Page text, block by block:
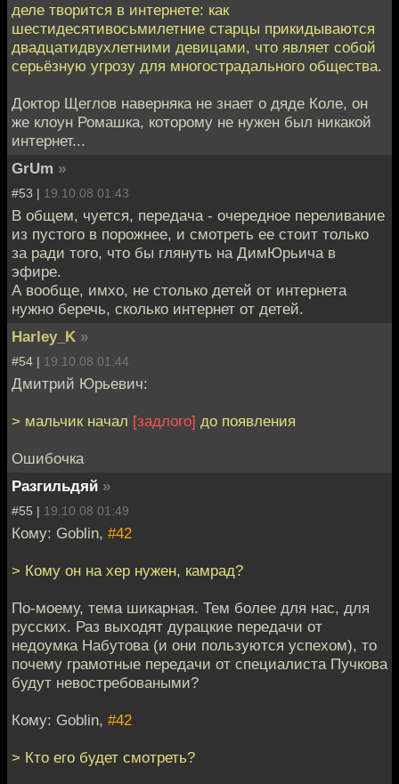
деле творится в интернете: как
шестидесятивосьмилетние старцы прикидываются
двадцатидвухлетними девицами, что являет собой
серьёзную угрозу для многострадального общества.
Доктор Щеглов наверняка не знает о дяде Коле, он
же клоун Ромашка, которому не нужен был никакой
интернет...
GrUm »
#53 | 19.10.08 01:43
В общем, чуется, передача - очередное переливание
из пустого в порожнее, и смотреть ее стоит только
за ради того, что бы глянуть на ДимЮрьича в
эфире.
А вообще, имхо, не столько детей от интернета
нужно беречь, сколько интернет от детей.
Harley_K »
#54 | 19.10.08 01:44
Дмитрий Юрьевич:
> мальчик начал [задлого] до появления
Ошибочка
Разгильдяй »
#55 | 19.10.08 01:49
Кому: Goblin, #42
> Кому он на хер нужен, камрад?
По-моему, тема шикарная. Тем более для нас, для
русских. Раз выходят дурацкие передачи от
недоумка Набутова (и они пользуются успехом), то
почему грамотные передачи от специалиста Пучкова
будут невостребоваными?
Кому: Goblin, #42
> Кто его будет смотреть?